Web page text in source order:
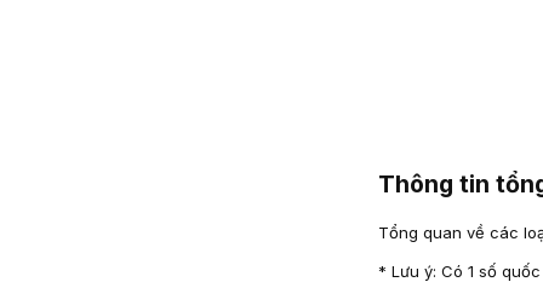
Thông tin
Tổng quan về các
* Lưu ý: Có 1 số